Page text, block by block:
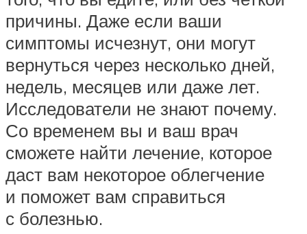
причины. Даже если ваши
симптомы исчезнут, они могут
вернуться через несколько дней,
недель, месяцев или даже лет.
Исследователи не знают почему.
Со временем вы и ваш врач
сможете найти лечение, которое
даст вам некоторое облегчение
и поможет вам справиться
с болезнью.